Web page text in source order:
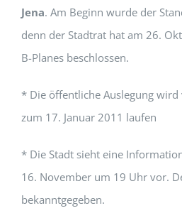
Jena. Am Beginn wurde der
denn der Stadtrat hat am 26.
B-Planes beschlossen.
* Die öffentliche Auslegung
zum 17. Januar 2011 laufen
* Die Stadt sieht eine
16. November um 19 Uhr vor.
bekanntgegeben.